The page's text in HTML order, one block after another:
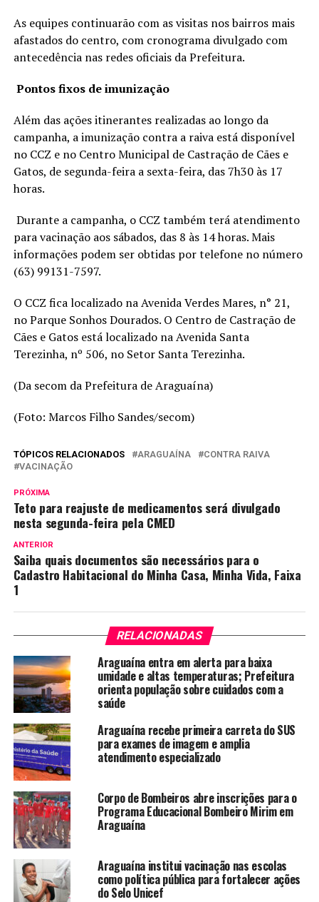
As equipes continuarão com as visitas nos bairros mais
afastados do centro, com cronograma divulgado com
antecedência nas redes oficiais da Prefeitura.
Pontos fixos de imunização
Além das ações itinerantes realizadas ao longo da
campanha, a imunização contra a raiva está disponível
no CCZ e no Centro Municipal de Castração de Cães e
Gatos, de segunda-feira a sexta-feira, das 7h30 às 17
horas.
Durante a campanha, o CCZ também terá atendimento
para vacinação aos sábados, das 8 às 14 horas. Mais
informações podem ser obtidas por telefone no número
(63) 99131-7597.
O CCZ fica localizado na Avenida Verdes Mares, n° 21,
no Parque Sonhos Dourados. O Centro de Castração de
Cães e Gatos está localizado na Avenida Santa
Terezinha, nº 506, no Setor Santa Terezinha.
(Da secom da Prefeitura de Araguaína)
(Foto: Marcos Filho Sandes/secom)
TÓPICOS RELACIONADOS ARAGUAÍNA
CONTRA RAIVA
VACINAÇÃO
PRÓXIMA
Teto para reajuste de medicamentos será divulgado
nesta segunda-feira pela CMED
ANTERIOR
Saiba quais documentos são necessários para o
Cadastro Habitacional do Minha Casa, Minha Vida, Faixa
1
RELACIONADAS
Araguaína entra em alerta para baixa
umidade e altas temperaturas; Prefeitura
orienta população sobre cuidados com a
saúde
Araguaína recebe primeira carreta do SUS
para exames de imagem e amplia
atendimento especializado
Corpo de Bombeiros abre inscrições para o
Programa Educacional Bombeiro Mirim em
Araguaína
Araguaína institui vacinação nas escolas
como política pública para fortalecer ações
do Selo Unicef